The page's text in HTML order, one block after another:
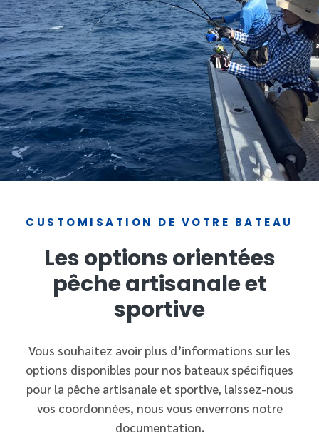
CUSTOMISATION DE VOTRE BATEAU
Les options orientées
pêche artisanale et
sportive
Vous souhaitez avoir plus d’informations sur les
options disponibles pour nos bateaux spécifiques
pour la pêche artisanale et sportive, laissez-nous
vos coordonnées, nous vous enverrons notre
documentation.